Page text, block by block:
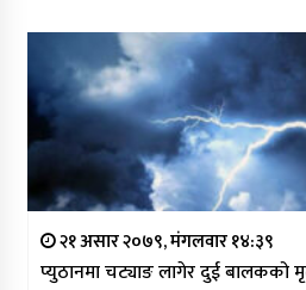
२१ असार २०७९, मंगलवार १४:३९
प्युठानमा चट्याङ लागेर दुई बालकको